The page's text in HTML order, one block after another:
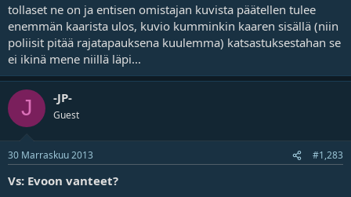
tollaset ne on ja entisen omistajan kuvista päätellen tulee
enemmän kaarista ulos, kuvio kumminkin kaaren sisällä (niin
poliisit pitää rajatapauksena kuulemma) katsastuksestahan se
ei ikinä mene niillä läpi...
J -JP-
Guest
30 Marraskuu 2013 #1,283
Vs: Evoon vanteet?